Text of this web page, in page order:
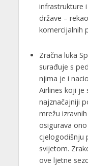
infrastrukture
države –
komercijalnih
Zračna luka
surađuje s
njima je i
Airlines koji je
najznačajniji
mrežu
osigurava
cjelogodišnju
svijetom.
ove ljetne